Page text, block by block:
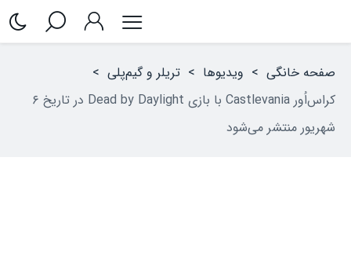
صفحه خانگی > ویدیوها > تریلر و گیم‌پلی >
کراس‌اُور Castlevania با بازی Dead by Daylight در تاریخ ۶
شهریور منتشر می‌شود